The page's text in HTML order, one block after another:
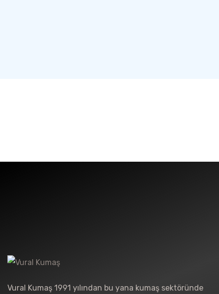
Vural Kumaş 1991 yılından bu yana kumaş sektöründe